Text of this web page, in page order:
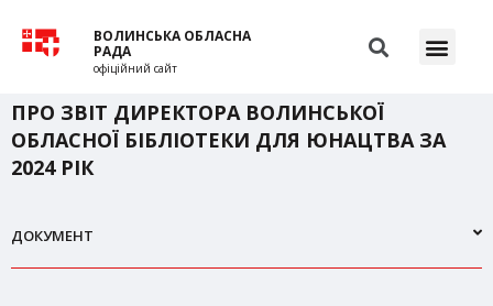
ВОЛИНСЬКА ОБЛАСНА
РАДА
офіційний сайт
ПРО ЗВІТ ДИРЕКТОРА ВОЛИНСЬКОЇ
ОБЛАСНОЇ БІБЛІОТЕКИ ДЛЯ ЮНАЦТВА ЗА
2024 РІК
ДОКУМЕНТ